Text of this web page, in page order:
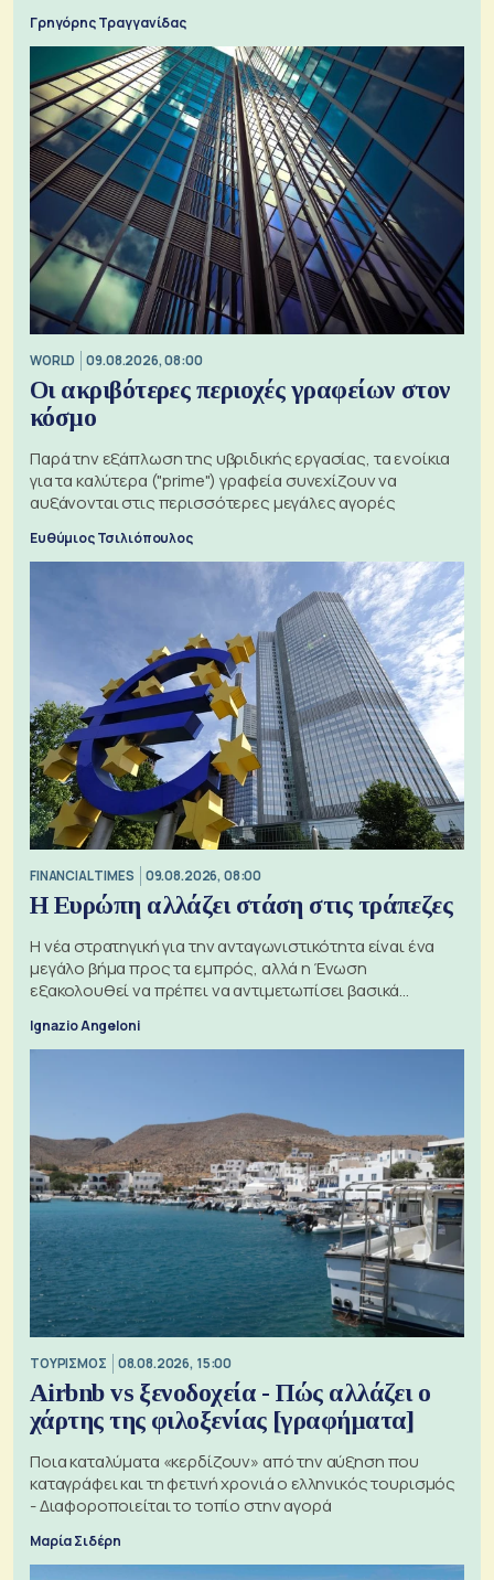
Γρηγόρης Τραγγανίδας
WORLD 09.08.2026, 08:00
Οι ακριβότερες περιοχές γραφείων στον
κόσμο
Παρά την εξάπλωση της υβριδικής εργασίας, τα ενοίκια
για τα καλύτερα ("prime") γραφεία συνεχίζουν να
αυξάνονται στις περισσότερες μεγάλες αγορές
Ευθύμιος Τσιλιόπουλος
FINANCIAL TIMES 09.08.2026, 08:00
Η Ευρώπη αλλάζει στάση στις τράπεζες
Η νέα στρατηγική για την ανταγωνιστικότητα είναι ένα
μεγάλο βήμα προς τα εμπρός, αλλά η Ένωση
εξακολουθεί να πρέπει να αντιμετωπίσει βασικά
Ignazio Angeloni
ΤΟΥΡΙΣΜΟΣ 08.08.2026, 15:00
Airbnb vs ξενοδοχεία - Πώς αλλάζει ο
χάρτης της φιλοξενίας [γραφήματα]
Ποια καταλύματα «κερδίζουν» από την αύξηση που
καταγράφει και τη φετινή χρονιά ο ελληνικός τουρισμός
- Διαφοροποιείται το τοπίο στην αγορά
Μαρία Σιδέρη